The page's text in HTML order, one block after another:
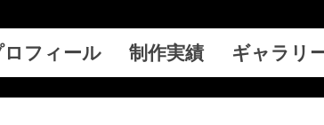
ロフィール 制作実績 ギャラリ